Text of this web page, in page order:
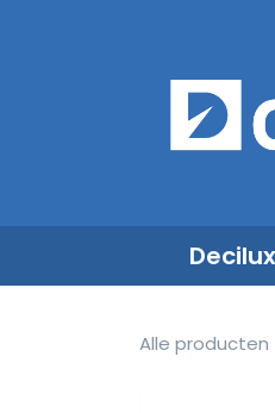
Alle producten